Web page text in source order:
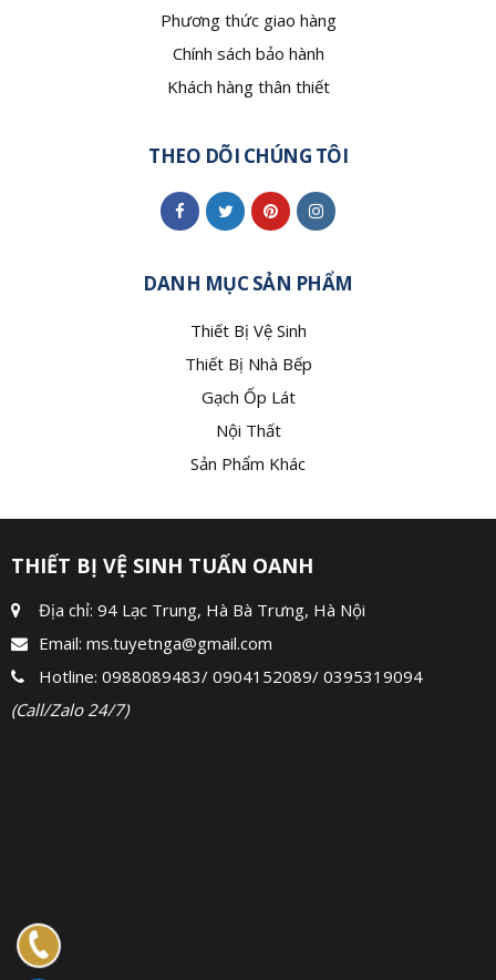
Phương thức giao hàng
Chính sách bảo hành
Khách hàng thân thiết
THEO DÕI CHÚNG TÔI
DANH MỤC SẢN PHẨM
Thiết Bị Vệ Sinh
Thiết Bị Nhà Bếp
Gạch Ốp Lát
Nội Thất
Sản Phẩm Khác
THIẾT BỊ VỆ SINH TUẤN OANH
Địa chỉ: 94 Lạc Trung, Hà Bà Trưng, Hà Nội
Email: ms.tuyetnga@gmail.com
Hotline: 0988089483/ 0904152089/ 0395319094
(Call/Zalo 24/7)